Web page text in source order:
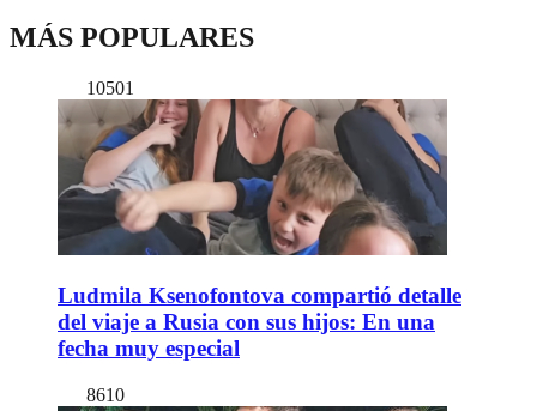
MÁS POPULARES
10501
Ludmila Ksenofontova compartió detalle
del viaje a Rusia con sus hijos: En una
fecha muy especial
8610